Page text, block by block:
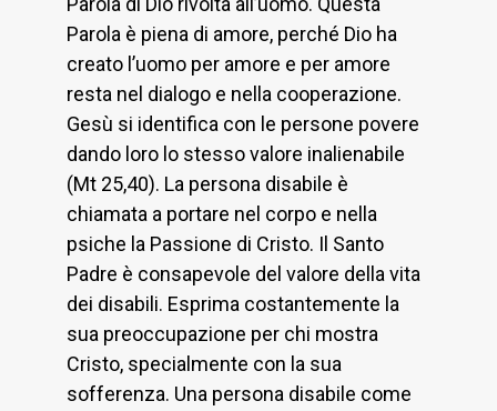
Parola è piena di amore, perché Dio ha
creato l’uomo per amore e per amore
resta nel dialogo e nella cooperazione.
Gesù si identifica con le persone povere
dando loro lo stesso valore inalienabile
(Mt 25,40). La persona disabile è
chiamata a portare nel corpo e nella
psiche la Passione di Cristo. Il Santo
Padre è consapevole del valore della vita
dei disabili. Esprima costantemente la
sua preoccupazione per chi mostra
Cristo, specialmente con la sua
sofferenza. Una persona disabile come